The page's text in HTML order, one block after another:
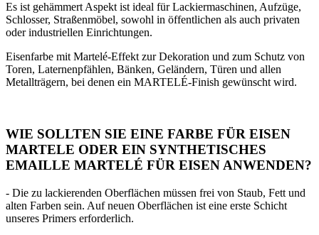
Es ist gehämmert Aspekt ist ideal für Lackiermaschinen, Aufzüge,
Schlosser, Straßenmöbel, sowohl in öffentlichen als auch privaten
oder industriellen Einrichtungen.
Eisenfarbe mit Martelé-Effekt zur Dekoration und zum Schutz von
Toren, Laternenpfählen, Bänken, Geländern, Türen und allen
Metallträgern, bei denen ein MARTELÉ-Finish gewünscht wird.
WIE SOLLTEN SIE EINE FARBE FÜR EISEN
MARTELE ODER EIN SYNTHETISCHES
EMAILLE MARTELÉ FÜR EISEN ANWENDEN?
- Die zu lackierenden Oberflächen müssen frei von Staub, Fett und
alten Farben sein. Auf neuen Oberflächen ist eine erste Schicht
unseres Primers erforderlich.